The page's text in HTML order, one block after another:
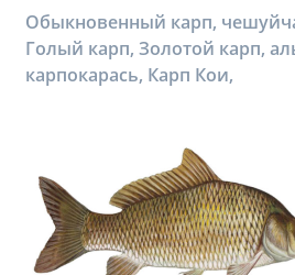
Обыкновенный карп,
Голый карп, Золотой карп,
карпокарась, Карп Кои,